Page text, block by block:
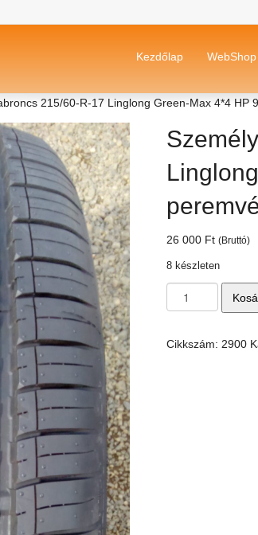
Kezdőlap WebShop
215/60-R-17 Linglong Green-Max 4*4 HP
26 000 Ft (Bruttó)
8 készleten
215/60-
17
Cikkszám: 2900